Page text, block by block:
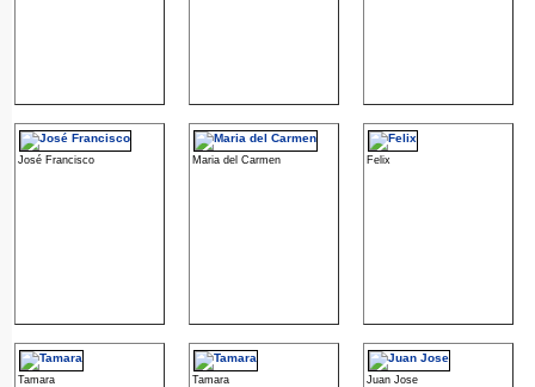
José Francisco Maria del Carmen Felix
Tamara Tamara Juan Jose